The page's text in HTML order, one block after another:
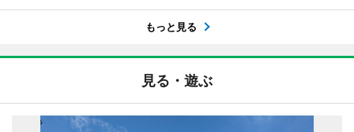
もっと見る
見る・遊ぶ